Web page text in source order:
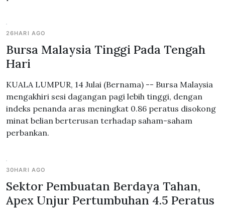
26HARI AGO
Bursa Malaysia Tinggi Pada Tengah
Hari
KUALA LUMPUR, 14 Julai (Bernama) -- Bursa Malaysia
mengakhiri sesi dagangan pagi lebih tinggi, dengan
indeks penanda aras meningkat 0.86 peratus disokong
minat belian berterusan terhadap saham-saham
perbankan.
30HARI AGO
Sektor Pembuatan Berdaya Tahan,
Apex Unjur Pertumbuhan 4.5 Peratus